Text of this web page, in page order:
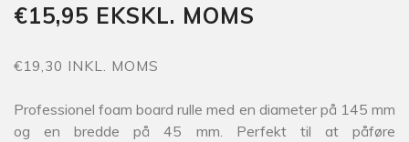
€15,95 EKSKL. MOMS
€19,30 INKL. MOMS
Professionel foam board rulle med en diameter på 145 mm
og en bredde på 45 mm. Perfekt til at påføre